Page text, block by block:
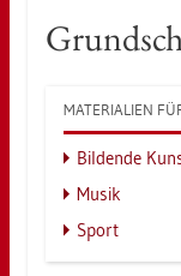
MA­TE­RIA­LI­EN
Bil­den­de
Musik
Sport